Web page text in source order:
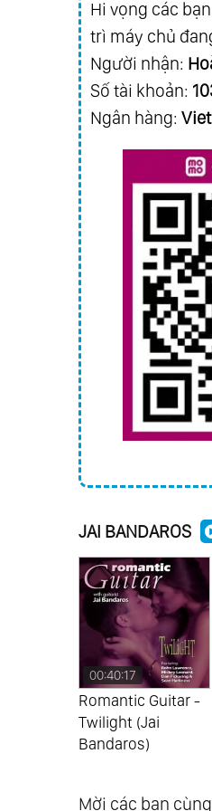
Hi vọng các
trì máy chủ
Người nhận:
Số tài khoản:
Ngân hàng:
JAI BANDAROS
00:40:17
Romantic Guitar -
Twilight (Jai
Bandaros)
Mời các bạn